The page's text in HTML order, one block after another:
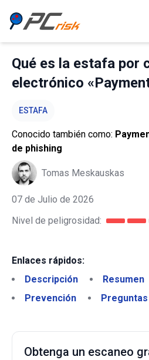
Qué es la estafa por
electrónico
ESTAFA
Conocido también como:
de phishing
Tomas Meskauskas
07 de Julio de 2026
Nivel de peligrosidad:
Enlaces rápidos:
Descripción
Resumen
Prevención
Obtenga un escaneo